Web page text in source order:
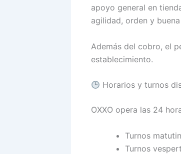
apoyo general en
agilidad, orden y
Además del cobro, el
establecimiento.
Horarios y turnos
OXXO opera las 24
Turnos
Turnos